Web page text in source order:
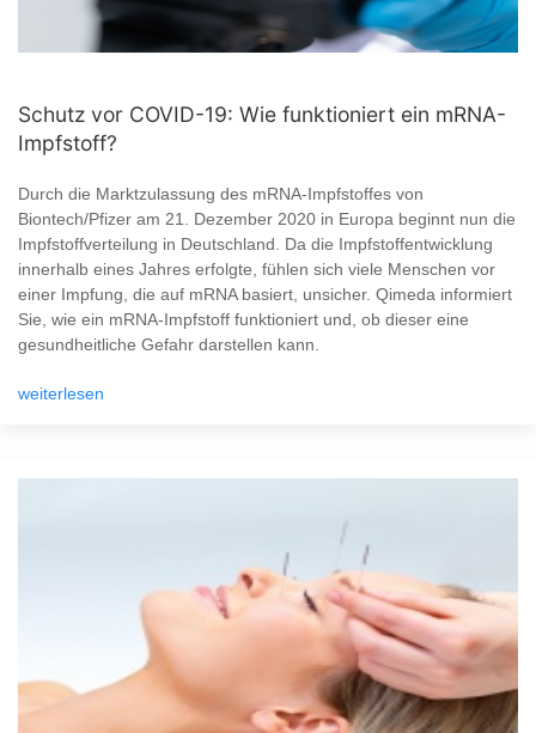
Schutz vor COVID-19: Wie funktioniert ein mRNA-
Impfstoff?
Durch die Marktzulassung des mRNA-Impfstoffes von
Biontech/Pfizer am 21. Dezember 2020 in Europa beginnt nun die
Impfstoffverteilung in Deutschland. Da die Impfstoffentwicklung
innerhalb eines Jahres erfolgte, fühlen sich viele Menschen vor
einer Impfung, die auf mRNA basiert, unsicher. Qimeda informiert
Sie, wie ein mRNA-Impfstoff funktioniert und, ob dieser eine
gesundheitliche Gefahr darstellen kann.
weiterlesen